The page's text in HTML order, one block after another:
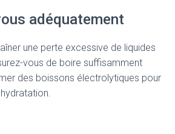
adéquatement
une perte excessive de liquides
vous de boire suffisamment
des boissons électrolytiques pour